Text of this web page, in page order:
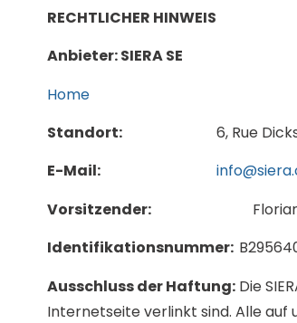
RECHTLICHER HINWEIS
Anbieter: SIERA SE
Home
Standort: 6, Rue Dicks,
E-Mail:
Vorsitzender: Florian
Identifikationsnummer:
Ausschluss der Haftung: Die
Internetseite verlinkt sind. Alle